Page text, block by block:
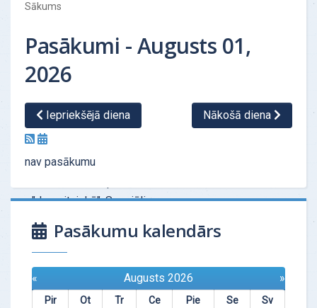
ATSAUKSMES - "Personības tests"
Tas ir ļoti profesionāls instruments, kuru
iesaku visiem. Pēc testa, tas ir kā
"desmitniekā". Speciālis…
Uzzināt vairāk
Sākums
Pasākumi - Augusts 01,
2026
Iepriekšējā diena Nākošā diena
nav pasākumu
Pasākumu kalendārs
« Augusts 2026 »
Pir Ot Tr Ce Pie Se
Sv